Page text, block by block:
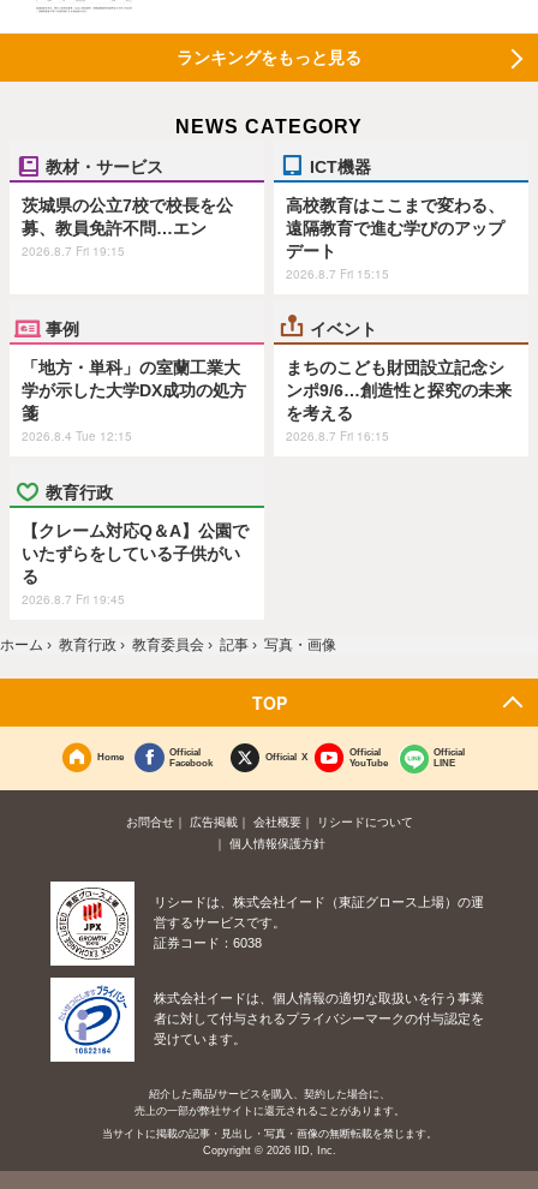
ランキングをもっと見る
NEWS CATEGORY
教材・サービス
茨城県の公立7校で校長を公
募、教員免許不問…エン
2026.8.7 Fri 19:15
ICT機器
高校教育はここまで変わる、
遠隔教育で進む学びのアップ
デート
2026.8.7 Fri 15:15
事例
「地方・単科」の室蘭工業大
学が示した大学DX成功の処方
箋
2026.8.4 Tue 12:15
イベント
まちのこども財団設立記念シ
ンポ9/6…創造性と探究の未来
を考える
2026.8.7 Fri 16:15
教育行政
【クレーム対応Q＆A】公園で
いたずらをしている子供がい
る
2026.8.7 Fri 19:45
ホーム › 教育行政 › 教育委員会 › 記事 › 写真・画像
TOP
Home
Official
Facebook
Official X
Official
YouTube
Official
LINE
お問合せ 広告掲載 会社概要
リシードについて
個人情報保護方針
リシードは、株式会社イード（東証グロース上場）の運
営するサービスです。
証券コード：6038
株式会社イードは、個人情報の適切な取扱いを行う事業
者に対して付与されるプライバシーマークの付与認定を
受けています。
紹介した商品/サービスを購入、契約した場合に、
売上の一部が弊社サイトに還元されることがあります。
当サイトに掲載の記事・見出し・写真・画像の無断転載を禁じます。
Copyright © 2026 IID, Inc.